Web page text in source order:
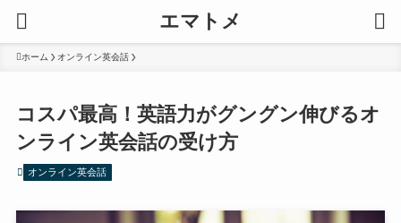
エマトメ
ホーム オンライン英会話
コスパ最高！英語力がグングン伸びるオ
ンライン英会話の受け方
オンライン英会話